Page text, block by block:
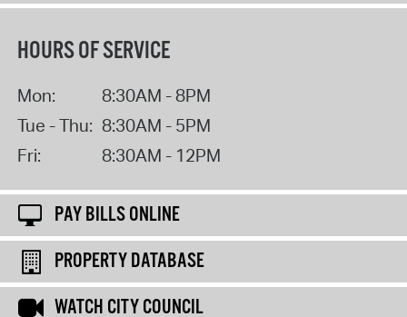
HOURS OF SERVICE
Mon:
8:30AM - 8PM
Tue - Thu: 8:30AM - 5PM
Fri:
8:30AM - 12PM
PAY BILLS ONLINE
PROPERTY DATABASE
WATCH CITY COUNCIL